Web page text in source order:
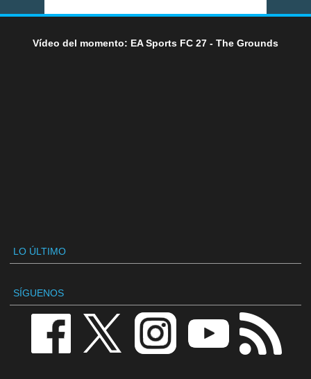
Vídeo del momento: EA Sports FC 27 - The Grounds
LO ÚLTIMO
SÍGUENOS